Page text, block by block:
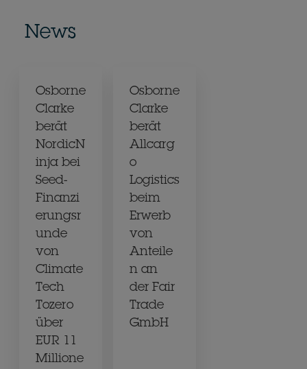
News
Osborne
Clarke
berät
NordicN
inja bei
Seed-
Finanzi
erungsr
unde
von
Climate
Tech
Tozero
über
EUR 11
Millione
Osborne
Clarke
berät
Allcarg
o
Logistics
beim
Erwerb
von
Anteile
n an
der Fair
Trade
GmbH